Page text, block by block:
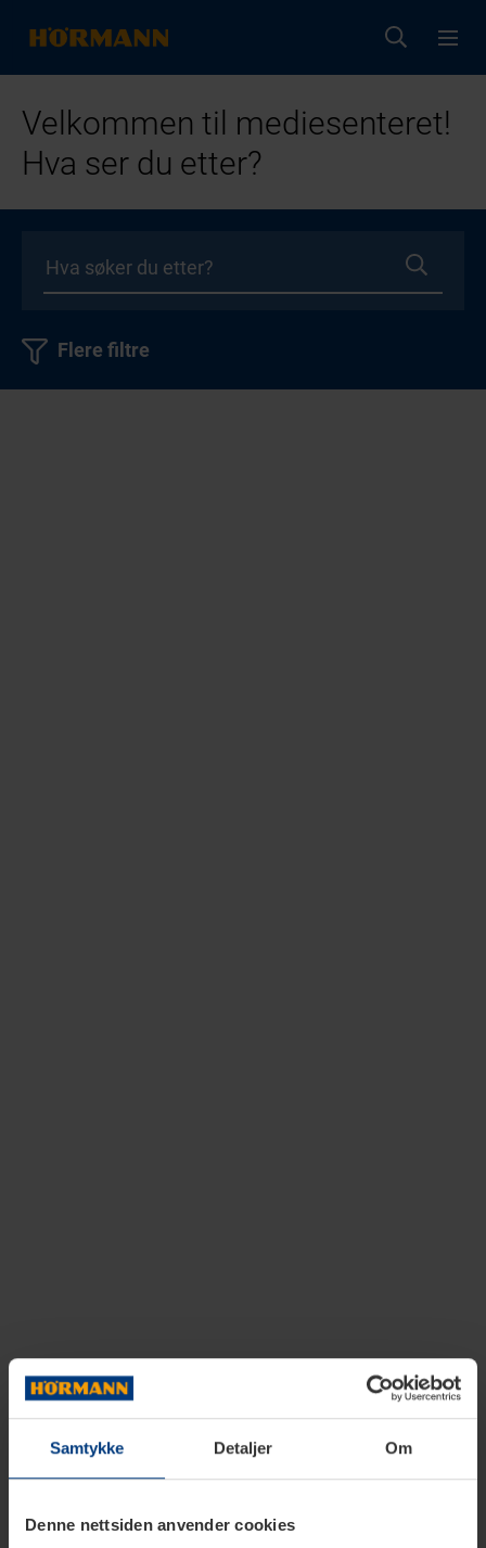
Samtykke Detaljer Om
Denne nettsiden anvender cookies
Velkommen til mediesenteret!
Hva ser du etter?
Flere filtre